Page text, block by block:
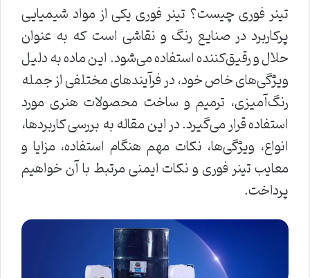
تینر فوری چیست؟ تینر فوری یکی از مواد شیمیایی
پرکاربرد در صنایع رنگ و نقاشی است که به عنوان
حلال و رقیق‌کننده استفاده می‌شود. این ماده به دلیل
ویژگی‌های خاص خود، در فرآیندهای مختلفی از جمله
رنگ‌آمیزی، ترمیم و ساخت محصولات هنری مورد
استفاده قرار می‌گیرد. در این مقاله به بررسی کاربردها،
انواع، ویژگی‌ها، نکات مهم هنگام استفاده، مزایا و
معایب تینر فوری و نکات ایمنی مرتبط با آن خواهیم
پرداخت.